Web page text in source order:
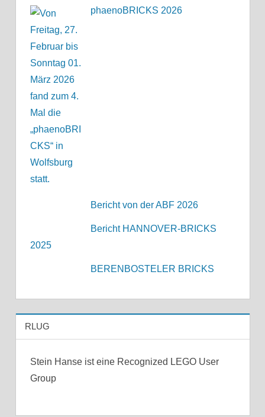
phaenoBRICKS 2026
Bericht von der ABF 2026
Bericht HANNOVER-BRICKS
2025
BERENBOSTELER BRICKS
RLUG
Stein Hanse ist eine Recognized LEGO User
Group